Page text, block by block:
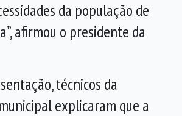
da população de
afirmou o presidente da
técnicos da
explicaram que a